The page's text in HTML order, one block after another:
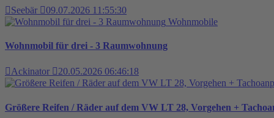
Seebär
09.07.2026 11:55:30
Wohnmobile
Wohnmobil für drei - 3 Raumwohnung
Ackinator
20.05.2026 06:46:18
Größere Reifen / Räder auf dem VW LT 28, Vorgehen +